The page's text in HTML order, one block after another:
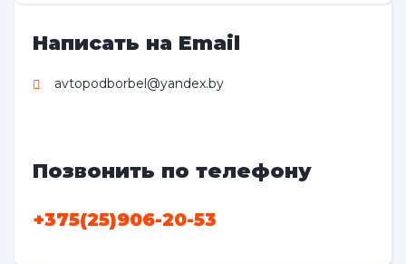
Написать на Email
avtopodborbel@yandex.by
Позвонить по телефону
+375(25)906-20-53